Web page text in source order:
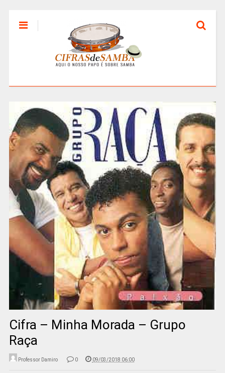
Cifra – Minha Morada – Grupo
Raça
Professor Damiro 0 09/03/2018 06:00